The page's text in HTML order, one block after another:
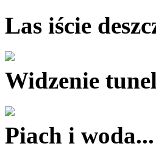
Las iście
Widzenie
Piach i